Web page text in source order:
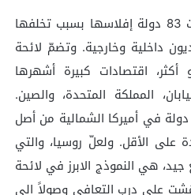
في القرنين الماضيين، أشهرت 83 دولة إفلاسها بسبب تخلفها
داخلية وخارجية. وتضمّ لائحة
اقتصادات كبيرة أشهرها
المملكة المتحدة، والصين.
وعلى سبيل المثال، أعلنت 13 دولة في أميركا الشمالية من أصل
على الأقل. ولعلّ روسيا، والتي
هي النموذج الابرز في لائحة
على درب التعافي وصولاً الى